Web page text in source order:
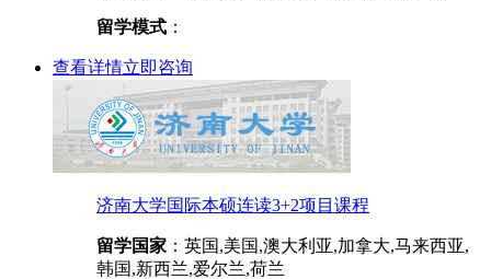
留学模式 ：
查看详情立即咨询
济南大学国际本硕连读3+2项目课程
留学国家 ：英国,美国,澳大利亚,加拿大,马来西亚,
韩国,新西兰,爱尔兰,荷兰